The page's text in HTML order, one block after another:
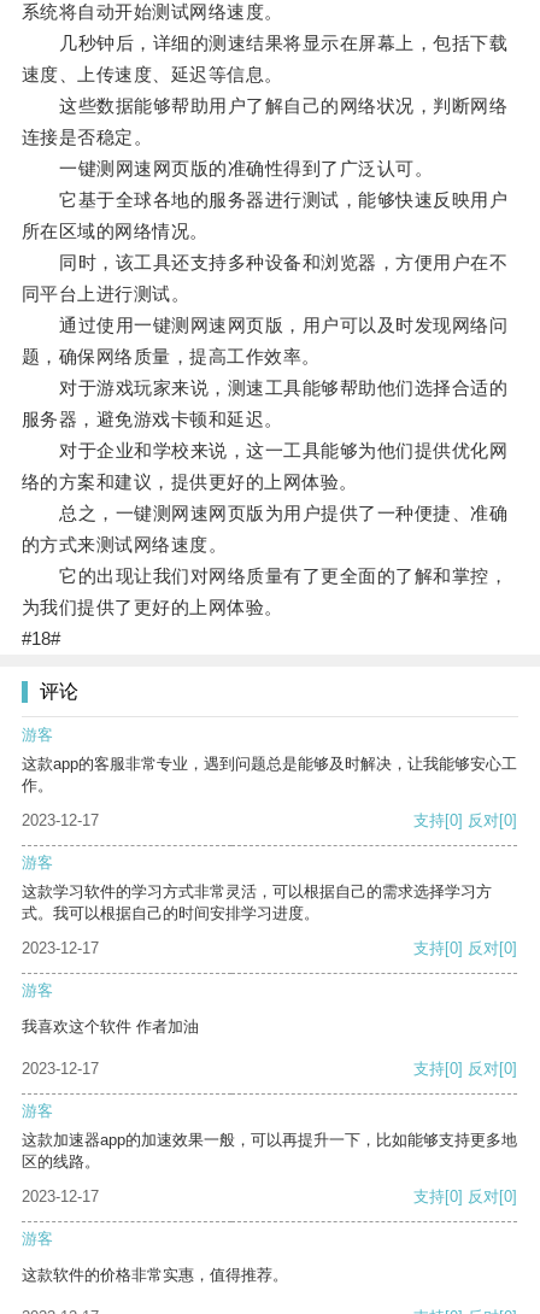
系统将自动开始测试网络速度。
几秒钟后，详细的测速结果将显示在屏幕上，包括下载
速度、上传速度、延迟等信息。
这些数据能够帮助用户了解自己的网络状况，判断网络
连接是否稳定。
一键测网速网页版的准确性得到了广泛认可。
它基于全球各地的服务器进行测试，能够快速反映用户
所在区域的网络情况。
同时，该工具还支持多种设备和浏览器，方便用户在不
同平台上进行测试。
通过使用一键测网速网页版，用户可以及时发现网络问
题，确保网络质量，提高工作效率。
对于游戏玩家来说，测速工具能够帮助他们选择合适的
服务器，避免游戏卡顿和延迟。
对于企业和学校来说，这一工具能够为他们提供优化网
络的方案和建议，提供更好的上网体验。
总之，一键测网速网页版为用户提供了一种便捷、准确
的方式来测试网络速度。
它的出现让我们对网络质量有了更全面的了解和掌控，
为我们提供了更好的上网体验。
#18#
评论
游客
这款app的客服非常专业，遇到问题总是能够及时解决，让我能够安心工
作。
2023-12-17
支持[0] 反对[0]
游客
这款学习软件的学习方式非常灵活，可以根据自己的需求选择学习方
式。我可以根据自己的时间安排学习进度。
2023-12-17
支持[0] 反对[0]
游客
我喜欢这个软件 作者加油
2023-12-17 支持[0] 反对[0]
游客
这款加速器app的加速效果一般，可以再提升一下，比如能够支持更多地
区的线路。
2023-12-17
支持[0] 反对[0]
游客
这款软件的价格非常实惠，值得推荐。